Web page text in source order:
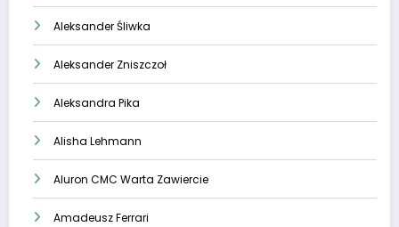
Aleksander Śliwka
Aleksander Zniszczoł
Aleksandra Pika
Alisha Lehmann
Aluron CMC Warta Zawiercie
Amadeusz Ferrari